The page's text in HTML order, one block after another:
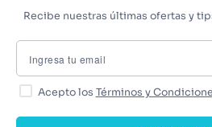
Recibe nuestras últimas ofertas y
Acepto los Términos y